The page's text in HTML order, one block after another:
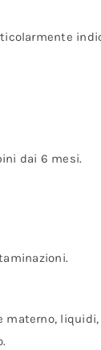
dai 6 mesi.
materno,